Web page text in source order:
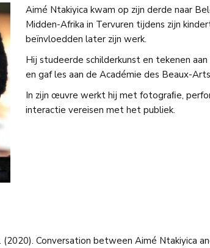
Aimé Ntakiyica kwam op zijn derde naar
Midden-Afrika in Tervuren tijdens zijn
beïnvloedden later zijn werk.
Hij studeerde schilderkunst en tekenen
en gaf les aan de Académie des Beaux-Arts
In zijn œuvre werkt hij met fotograﬁe,
interactie vereisen met het publiek.
(2020). Conversation between Aimé Ntakiyica